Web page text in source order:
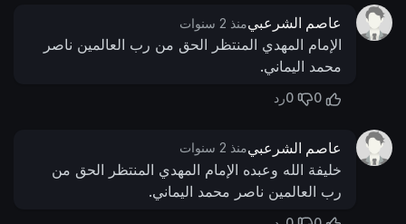
عاصم الشرعبيمنذ 2 سنوات
الإمام المهدي المنتظر الحق من رب العالمين ناصر
محمد اليماني.
0
0رد
عاصم الشرعبيمنذ 2 سنوات
خليفة الله وعبده الإمام المهدي المنتظر الحق من
رب العالمين ناصر محمد اليماني.